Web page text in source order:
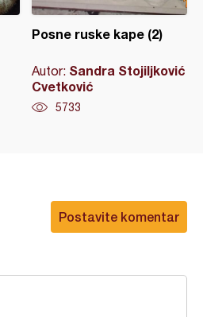
Posne ruske kape (2)
Autor: Sandra Stojiljković
Cvetković
5733
Postavite komentar